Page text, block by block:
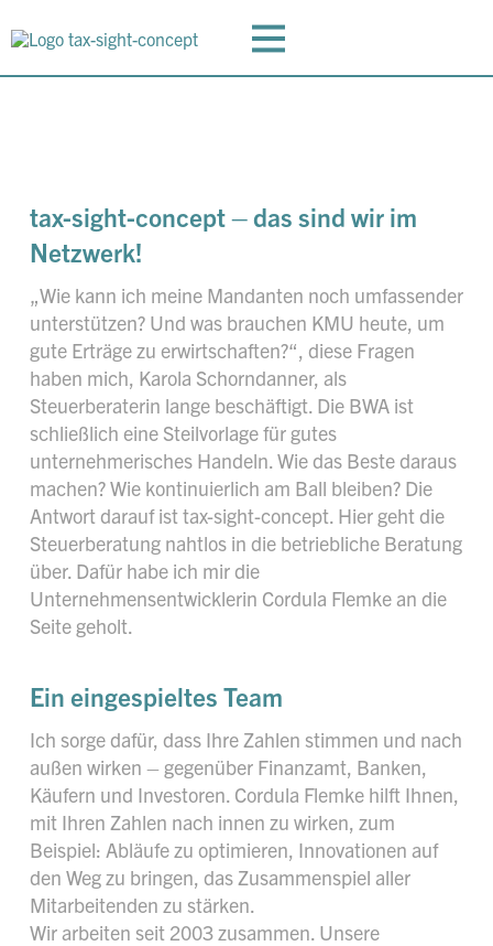
tax-sight-concept – das sind wir im
Netzwerk!
„Wie kann ich meine Mandanten noch umfassender
unterstützen? Und was brauchen KMU heute, um
gute Erträge zu erwirtschaften?“, diese Fragen
haben mich, Karola Schorndanner, als
Steuerberaterin lange beschäftigt. Die BWA ist
schließlich eine Steilvorlage für gutes
unternehmerisches Handeln. Wie das Beste daraus
machen? Wie kontinuierlich am Ball bleiben? Die
Antwort darauf ist tax-sight-concept. Hier geht die
Steuerberatung nahtlos in die betriebliche Beratung
über. Dafür habe ich mir die
Unternehmensentwicklerin Cordula Flemke an die
Seite geholt.
Ein eingespieltes Team
Ich sorge dafür, dass Ihre Zahlen stimmen und nach
außen wirken – gegenüber Finanzamt, Banken,
Käufern und Investoren. Cordula Flemke hilft Ihnen,
mit Ihren Zahlen nach innen zu wirken, zum
Beispiel: Abläufe zu optimieren, Innovationen auf
den Weg zu bringen, das Zusammenspiel aller
Mitarbeitenden zu stärken.
Wir arbeiten seit 2003 zusammen. Unsere